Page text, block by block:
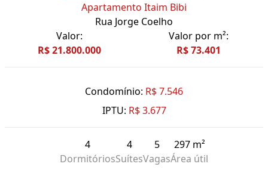
Apartamento Itaim Bibi
Rua Jorge Coelho
Valor:
R$ 21.800.000
Valor por m²:
R$ 73.401
Condomínio: R$ 7.546
IPTU: R$ 3.677
4
Dormitórios
4
Suítes
5
Vagas
297 m²
Área útil